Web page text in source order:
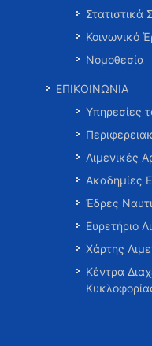
Στατιστικά
Κοινωνικό
Νομοθεσία
ΕΠΙΚΟΙΝΩΝΙΑ
Υπηρεσίες
Λιμενικές
Ακαδημίες
Έδρες
Ευρετήριο
Χάρτης
Κέντρα